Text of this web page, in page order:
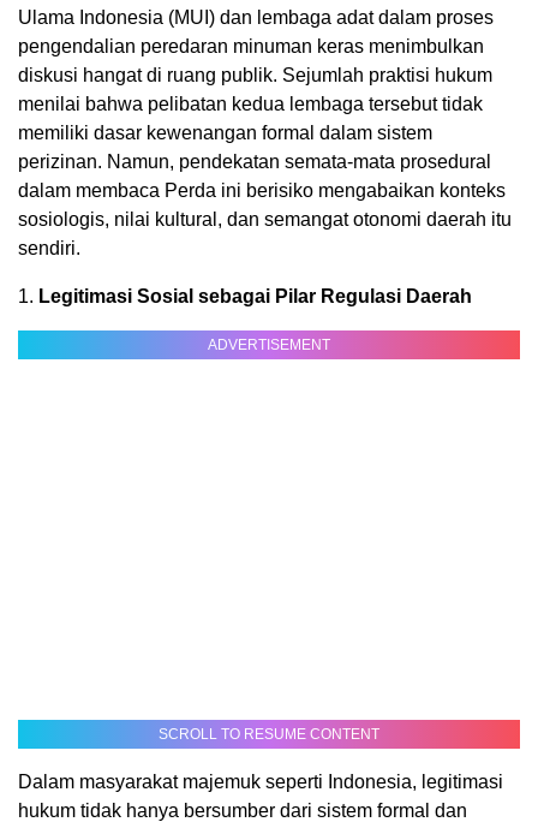
Ulama Indonesia (MUI) dan lembaga adat dalam proses
pengendalian peredaran minuman keras menimbulkan
diskusi hangat di ruang publik. Sejumlah praktisi hukum
menilai bahwa pelibatan kedua lembaga tersebut tidak
memiliki dasar kewenangan formal dalam sistem
perizinan. Namun, pendekatan semata-mata prosedural
dalam membaca Perda ini berisiko mengabaikan konteks
sosiologis, nilai kultural, dan semangat otonomi daerah itu
sendiri.
1. Legitimasi Sosial sebagai Pilar Regulasi Daerah
ADVERTISEMENT
SCROLL TO RESUME CONTENT
Dalam masyarakat majemuk seperti Indonesia, legitimasi
hukum tidak hanya bersumber dari sistem formal dan